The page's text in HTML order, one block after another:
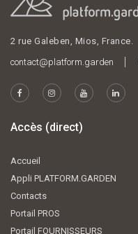
2 rue Galeben, Mios, France.
contact@platform.garden
Accès (direct)
Accueil
Appli PLATFORM.GARDEN
Contacts
Portail PROS
Portail FOURNISSEURS